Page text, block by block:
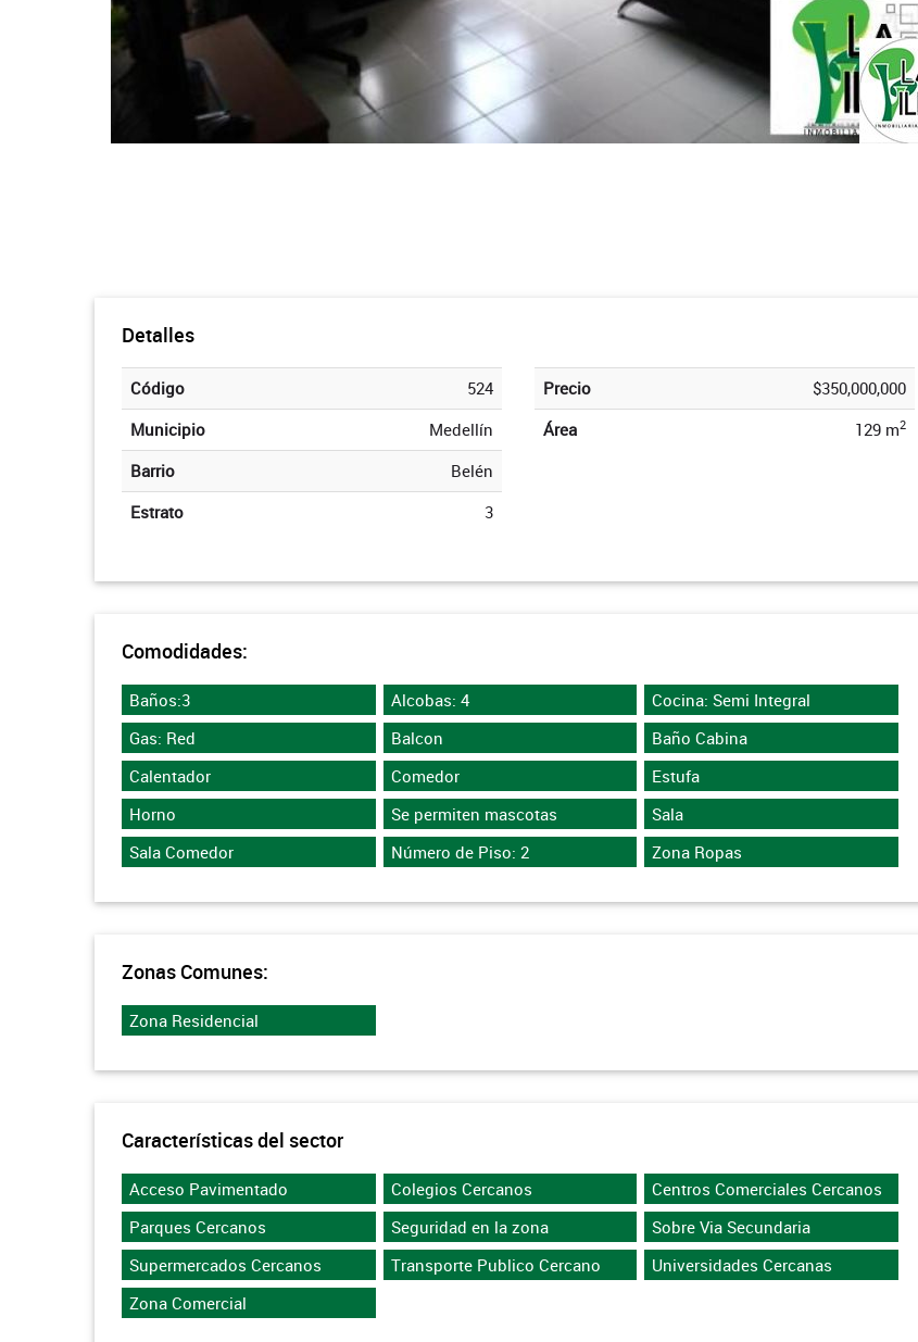
Detalles
Código
524
Municipio
Medellín
Barrio
Belén
Estrato
3
Precio
$350,000,000
Área
129 m2
Comodidades:
Baños:3 Alcobas: 4
Cocina: Semi Integral
Gas: Red
Balcon
Baño Cabina
Calentador
Comedor
Estufa
Horno
Se permiten mascotas
Sala
Sala Comedor
Número de Piso: 2 Zona Ropas
Zonas Comunes:
Zona Residencial
Características del sector
Acceso Pavimentado Colegios Cercanos
Centros Comerciales Cercanos
Parques Cercanos
Seguridad en la zona
Sobre Via Secundaria
Supermercados Cercanos
Transporte Publico Cercano
Universidades Cercanas
Zona Comercial